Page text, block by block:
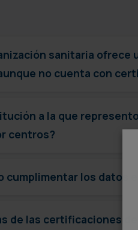
sanitaria ofrece
no cuenta con
a la que
centros?
cumplimentar los datos
de las certificaciones